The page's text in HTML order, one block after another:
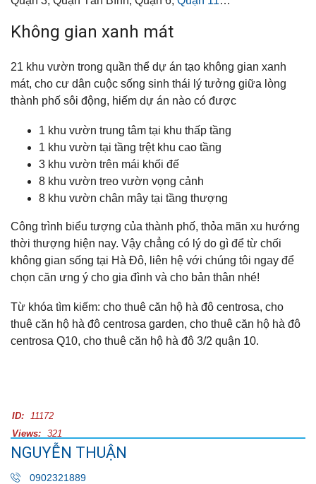
Không gian xanh mát
21 khu vườn trong quần thể dự án tạo không gian xanh
mát, cho cư dân cuộc sống sinh thái lý tưởng giữa lòng
thành phố sôi động, hiếm dự án nào có được
1 khu vườn trung tâm tại khu thấp tầng
1 khu vườn tại tầng trệt khu cao tầng
3 khu vườn trên mái khối đế
8 khu vườn treo vườn vọng cảnh
8 khu vườn chân mây tại tầng thượng
Công trình biểu tượng của thành phố, thỏa mãn xu hướng
thời thượng hiện nay. Vậy chẳng có lý do gì để từ chối
không gian sống tại Hà Đô, liên hệ với chúng tôi ngay để
chọn căn ưng ý cho gia đình và cho bản thân nhé!
Từ khóa tìm kiếm: cho thuê căn hộ hà đô centrosa, cho
thuê căn hộ hà đô centrosa garden, cho thuê căn hộ hà đô
centrosa Q10, cho thuê căn hộ hà đô 3/2 quận 10.
ID:
11172
Views: 321
NGUYỄN THUẬN
0902321889